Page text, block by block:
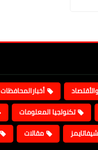
أخبارالمحافظات
تكنولجيا المعلومات
مقالات